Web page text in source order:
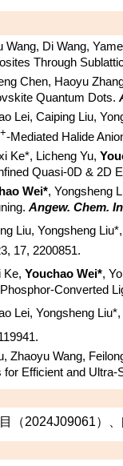
Wang, Di Wang,
Through
Chen, Haoyu
Quantum Dots.
Lei, Caiping Liu,
-Mediated Halide
Ke*, Licheng Yu,
Quasi-0D & 2D
Wei*, Yongsheng
Angew. Chem.
Liu, Yongsheng
17, 2200851.
Ke, Youchao Wei*,
Converted
Lei, Yongsheng
Zhaoyu Wang,
Efficient and
（2024J09061）